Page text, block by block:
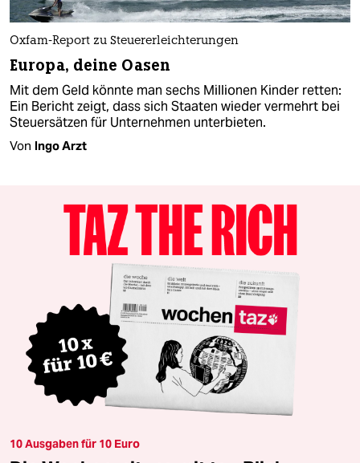
Oxfam-Report zu Steuererleichterungen
Europa, deine Oasen
Mit dem Geld könnte man sechs Millionen Kinder retten:
Ein Bericht zeigt, dass sich Staaten wieder vermehrt bei
Steuersätzen für Unternehmen unterbieten.
Von Ingo Arzt
10 Ausgaben für 10 Euro